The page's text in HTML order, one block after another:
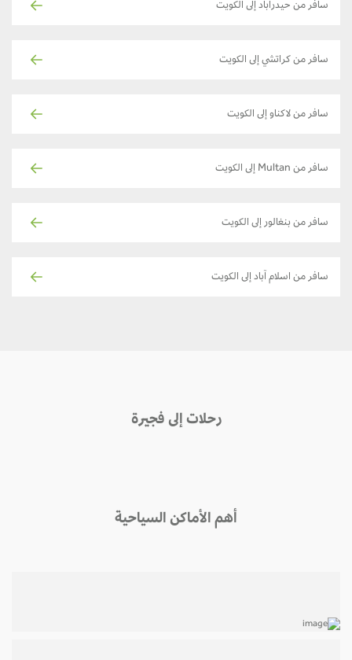
سافر من حيدراباد إلى الكويت
سافر من كراتشي إلى الكويت
سافر من لاكناو إلى الكويت
سافر من Multan إلى الكويت
سافر من بنغالور إلى الكويت
سافر من اسلام آباد إلى الكويت
رحلات إلى فجيرة
أهم الأماكن السياحية